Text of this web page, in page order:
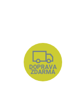
Z
A
DOPRAVA
ZDARMA